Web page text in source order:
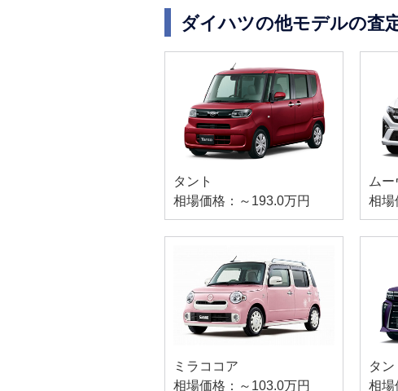
ダイハツの他モデルの査
タント
相場価格：～193.0万円
ムー
相場
ミラココア
相場価格：～103.0万円
タ
相場